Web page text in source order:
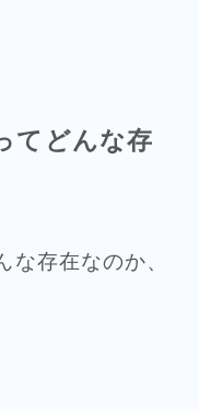
てどんな存
な存在なのか、